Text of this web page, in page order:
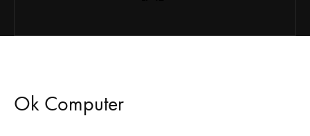
Ok Computer